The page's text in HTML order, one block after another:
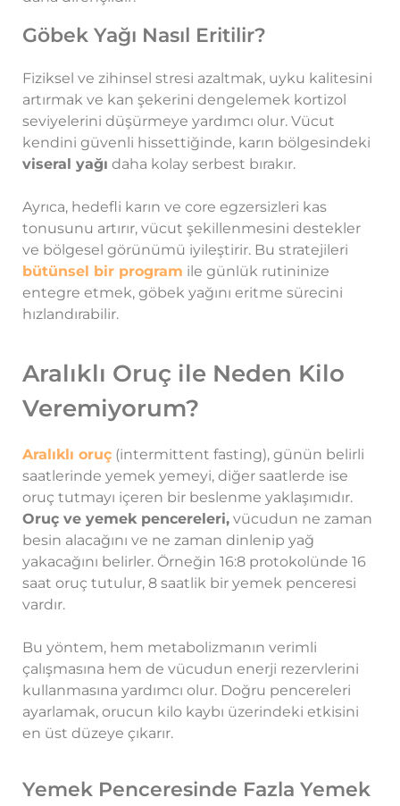
Göbek Yağı Nasıl Eritilir?
Fiziksel ve zihinsel stresi azaltmak, uyku kalitesini
artırmak ve kan şekerini dengelemek kortizol
seviyelerini düşürmeye yardımcı olur. Vücut
kendini güvenli hissettiğinde, karın bölgesindeki
viseral yağı daha kolay serbest bırakır.
Ayrıca, hedefli karın ve core egzersizleri kas
tonusunu artırır, vücut şekillenmesini destekler
ve bölgesel görünümü iyileştirir. Bu stratejileri
bütünsel bir program ile günlük rutininize
entegre etmek, göbek yağını eritme sürecini
hızlandırabilir.
Aralıklı Oruç ile Neden Kilo
Veremiyorum?
Aralıklı oruç (intermittent fasting), günün belirli
saatlerinde yemek yemeyi, diğer saatlerde ise
oruç tutmayı içeren bir beslenme yaklaşımıdır.
Oruç ve yemek pencereleri, vücudun ne zaman
besin alacağını ve ne zaman dinlenip yağ
yakacağını belirler. Örneğin 16:8 protokolünde 16
saat oruç tutulur, 8 saatlik bir yemek penceresi
vardır.
Bu yöntem, hem metabolizmanın verimli
çalışmasına hem de vücudun enerji rezervlerini
kullanmasına yardımcı olur. Doğru pencereleri
ayarlamak, orucun kilo kaybı üzerindeki etkisini
en üst düzeye çıkarır.
Yemek Penceresinde Fazla Yemek